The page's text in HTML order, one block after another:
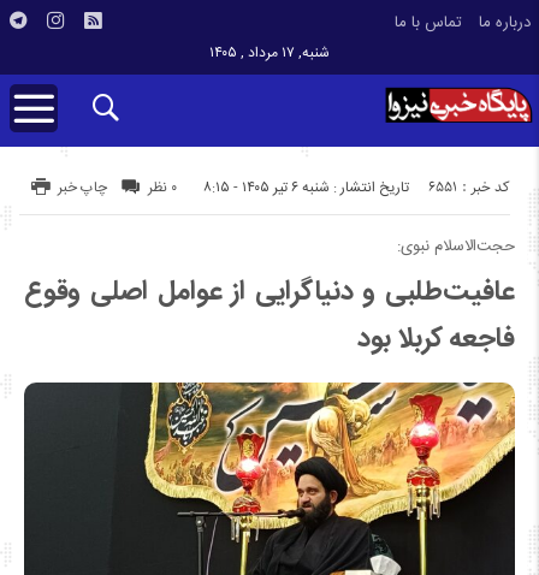
درباره ما تماس با ما
شنبه, ۱۷ مرداد , ۱۴۰۵
تاریخ انتشار : شنبه ۶ تیر ۱۴۰۵ - ۸:۱۵ کد خبر : 6551 چاپ خبر ۰ نظر
حجت‌الاسلام نبوی:
عافیت‌طلبی و دنیاگرایی از عوامل اصلی وقوع
فاجعه کربلا بود